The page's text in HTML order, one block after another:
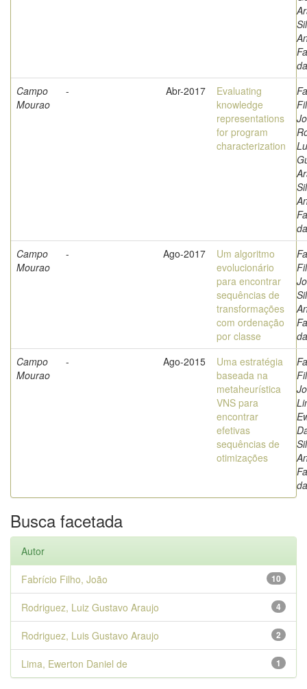
da
Campo
Mourao
- Abr-2017
Evaluating
knowledge
representations
for program
characterization
da
Campo
Mourao
- Ago-2017
Um algoritmo
evolucionário
para encontrar
sequências de
transformações
com ordenação
por classe
da
Campo
Mourao
- Ago-2015
Uma estratégia
baseada na
metaheurística
VNS para
encontrar
efetivas
sequências de
otimizações
da
Busca facetada
Autor
10
Fabrício Filho, João
4
Rodriguez, Luiz Gustavo Araujo
2
Rodriguez, Luis Gustavo Araujo
1
Lima, Ewerton Daniel de